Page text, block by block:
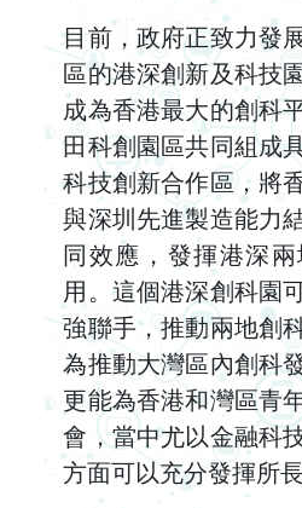
目前，政府正致力發
區的港深創新及科技
成為香港最大的創科
田科創園區共同組成
科技創新合作區，將
與深圳先進製造能力
同效應，發揮港深
用。這個港深創科園
強聯手，推動兩地創
為推動大灣區內創科
更能為香港和灣區青
會，當中尤以金融科
方面可以充分發揮所